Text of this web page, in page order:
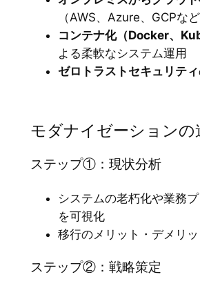
（AWS、Azure、GCPなど
コンテナ化（Docker、
よる柔軟なシステム運用
ゼロトラストセキュリティ
モダナイゼーションの
ステップ①：現状分析
システムの老朽化や業務
を可視化
移行のメリット・デメリ
ステップ②：戦略策定